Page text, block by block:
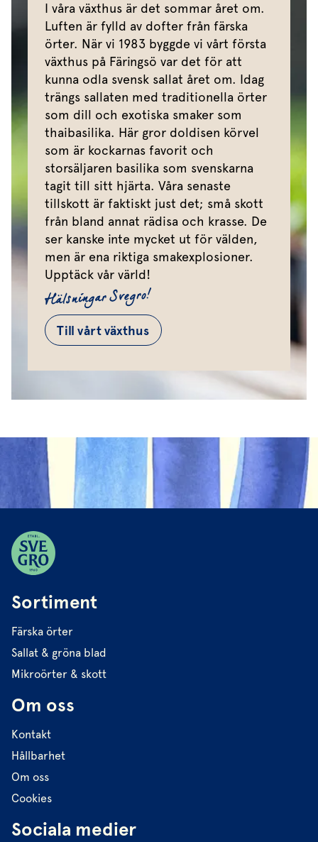
I våra växthus är det sommar året om.
Luften är fylld av dofter från färska
örter. När vi 1983 byggde vi vårt första
växthus på Färingsö var det för att
kunna odla svensk sallat året om. Idag
trängs sallaten med traditionella örter
som dill och exotiska smaker som
thaibasilika. Här gror doldisen körvel
som är kockarnas favorit och
storsäljaren basilika som svenskarna
tagit till sitt hjärta. Våra senaste
tillskott är faktiskt just det; små skott
från bland annat rädisa och krasse. De
ser kanske inte mycket ut för välden,
men är ena riktiga smakexplosioner.
Upptäck vår värld!
Hälsningar Svegro!
Till vårt växthus
Sortiment
Färska örter
Sallat & gröna blad
Mikroörter & skott
Om oss
Kontakt
Hållbarhet
Om oss
Cookies
Sociala medier